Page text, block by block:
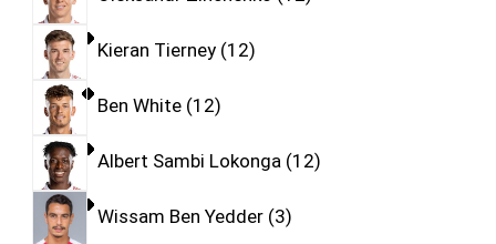
Kieran Tierney 12
Ben White 12
Albert Sambi Lokonga 12
Wissam Ben Yedder 3